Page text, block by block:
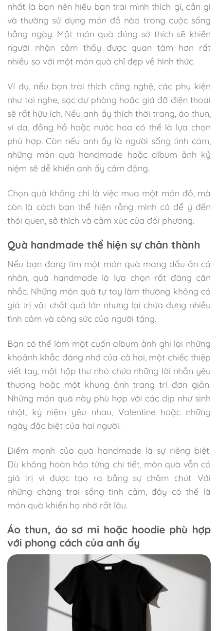
nhất là bạn nên hiểu bạn trai mình thích gì, cần gì
và thường sử dụng món đồ nào trong cuộc sống
hằng ngày. Một món quà đúng sở thích sẽ khiến
người nhận cảm thấy được quan tâm hơn rất
nhiều so với một món quà chỉ đẹp về hình thức.
Ví dụ, nếu bạn trai thích công nghệ, các phụ kiện
như tai nghe, sạc dự phòng hoặc giá đỡ điện thoại
sẽ rất hữu ích. Nếu anh ấy thích thời trang, áo thun,
ví da, đồng hồ hoặc nước hoa có thể là lựa chọn
phù hợp. Còn nếu anh ấy là người sống tình cảm,
những món quà handmade hoặc album ảnh kỷ
niệm sẽ dễ khiến anh ấy cảm động.
Chọn quà không chỉ là việc mua một món đồ, mà
còn là cách bạn thể hiện rằng mình có để ý đến
thói quen, sở thích và cảm xúc của đối phương.
Quà handmade thể hiện sự chân thành
Nếu bạn đang tìm một món quà mang dấu ấn cá
nhân, quà handmade là lựa chọn rất đáng cân
nhắc. Những món quà tự tay làm thường không có
giá trị vật chất quá lớn nhưng lại chứa đựng nhiều
tình cảm và công sức của người tặng.
Bạn có thể làm một cuốn album ảnh ghi lại những
khoảnh khắc đáng nhớ của cả hai, một chiếc thiệp
viết tay, một hộp thư nhỏ chứa những lời nhắn yêu
thương hoặc một khung ảnh trang trí đơn giản.
Những món quà này phù hợp với các dịp như sinh
nhật, kỷ niệm yêu nhau, Valentine hoặc những
ngày đặc biệt của hai người.
Điểm mạnh của quà handmade là sự riêng biệt.
Dù không hoàn hảo từng chi tiết, món quà vẫn có
giá trị vì được tạo ra bằng sự chăm chút. Với
những chàng trai sống tình cảm, đây có thể là
món quà khiến họ nhớ rất lâu.
Áo thun, áo sơ mi hoặc hoodie phù hợp
với phong cách của anh ấy